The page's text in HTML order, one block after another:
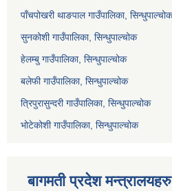
पाँचपोखरी थाङपाल गाउँपालिका, सिन्धुपाल्चोक
सुनकोशी गाउँपालिका, सिन्धुपाल्चोक
हेलम्बु गाउँपालिका, सिन्धुपाल्चोक
बलेफी गाउँपालिका, सिन्धुपाल्चोक
त्रिपुरासुन्दरी गाउँपालिका, सिन्धुपाल्चोक
भोटेकोशी गाउँपालिका, सिन्धुपाल्चोक
बागमती प्रदेश